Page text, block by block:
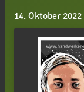
14. Oktober 2022